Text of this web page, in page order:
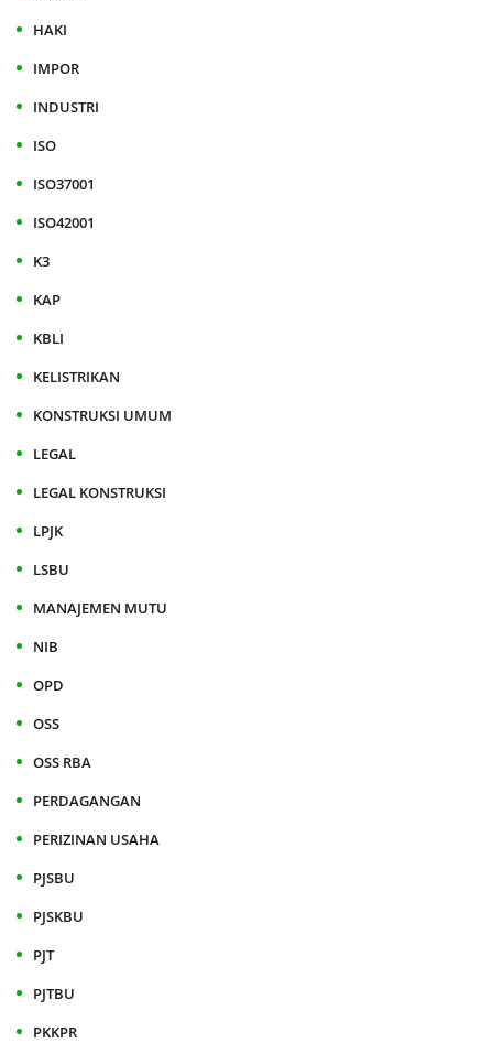
HAKI
IMPOR
INDUSTRI
ISO
ISO37001
ISO42001
K3
KAP
KBLI
KELISTRIKAN
KONSTRUKSI UMUM
LEGAL
LEGAL KONSTRUKSI
LPJK
LSBU
MANAJEMEN MUTU
NIB
OPD
OSS
OSS RBA
PERDAGANGAN
PERIZINAN USAHA
PJSBU
PJSKBU
PJT
PJTBU
PKKPR